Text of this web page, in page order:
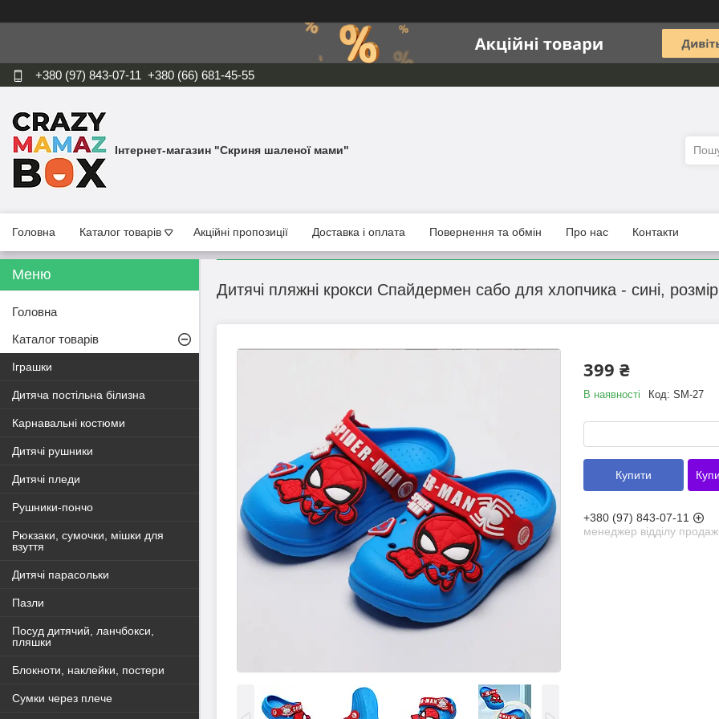
+380 (97) 843-07-11 +380 (66) 681-45-55
Інтернет-магазин "Скриня шаленої мами"
Головна Каталог товарів Акційні пропозиції Доставка і оплата Повернення та обмін Про нас Контакти
Дитячі пляжні крокси Спайдермен сабо для хлопчика - сині,
399 ₴
В наявності Код: SM-27
Купити
+380 (97) 843-07-11
менеджер відділу
Головна
Каталог товарів
Іграшки
Дитяча постільна білизна
Карнавальні костюми
Дитячі рушники
Дитячі пледи
Рушники-пончо
Рюкзаки, сумочки, мішки для
взуття
Дитячі парасольки
Пазли
Посуд дитячий, ланчбокси,
пляшки
Блокноти, наклейки, постери
Сумки через плече